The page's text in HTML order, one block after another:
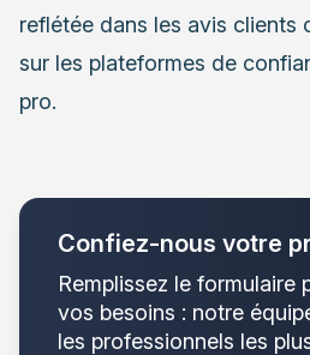
reflétée dans les avis clients
sur les plateformes de
pro.
Confiez-nous votre
Remplissez le formulaire
vos besoins : notre
les professionnels les